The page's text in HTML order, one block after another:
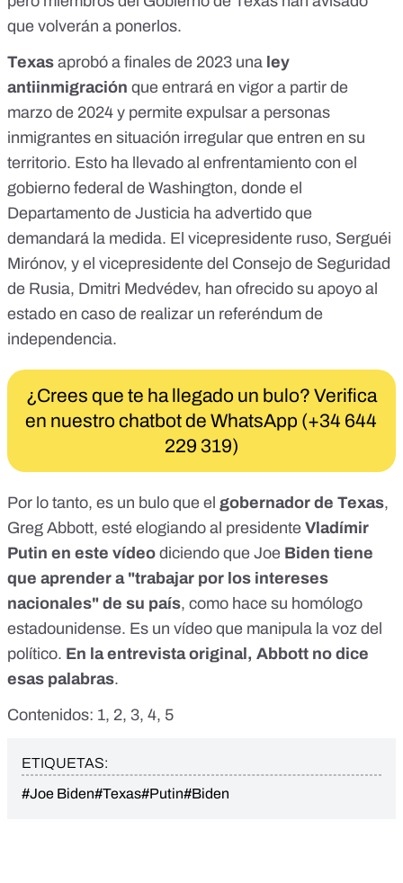
que volverán a ponerlos.
Texas aprobó a finales de 2023 una ley
antiinmigración que entrará en vigor a partir de
marzo de 2024 y permite expulsar a personas
inmigrantes en situación irregular que entren en su
territorio. Esto ha llevado al enfrentamiento con el
gobierno federal de Washington, donde el
Departamento de Justicia ha advertido que
demandará la medida. El vicepresidente ruso, Serguéi
Mirónov, y el vicepresidente del Consejo de Seguridad
de Rusia, Dmitri Medvédev, han ofrecido su apoyo al
estado en caso de realizar un referéndum de
independencia.
¿Crees que te ha llegado un bulo? Verifica
en nuestro chatbot de WhatsApp (+34 644
229 319)
Por lo tanto, es un bulo que el gobernador de Texas,
Greg Abbott, esté elogiando al presidente Vladímir
Putin en este vídeo diciendo que Joe Biden tiene
que aprender a "trabajar por los intereses
nacionales" de su país, como hace su homólogo
estadounidense. Es un vídeo que manipula la voz del
político. En la entrevista original, Abbott no dice
esas palabras.
Contenidos: 1, 2, 3, 4, 5
ETIQUETAS:
#Joe Biden#Texas#Putin#Biden